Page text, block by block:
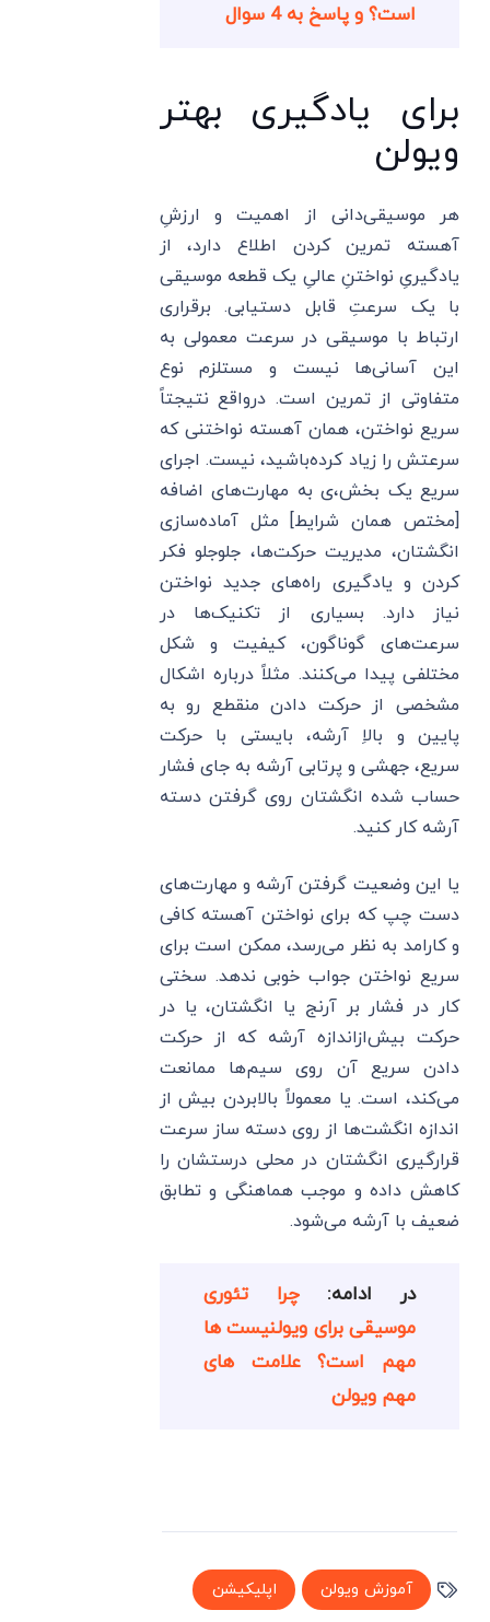
است؟ و پاسخ به 4 سوال
برای یادگیری بهتر
ویولن
هر موسیقی‌دانی از اهمیت و ارزشِ
آهسته تمرین کردن اطلاع دارد، از
یادگیریِ نواختنِ عالیِ یک قطعه موسیقی
با یک سرعتِ قابل دستیابی. برقراری
ارتباط با موسیقی در سرعت معمولی به
این آسانی‌ها نیست و مستلزم نوع
متفاوتی از تمرین است. درواقع نتیجتاً
سریع نواختن، همان آهسته نواختنی که
سرعتش را زیاد کرده‌باشید، نیست. اجرای
سریع یک بخش،ی به مهارت‌های اضافه
[مختص همان شرایط] مثل آماده‌سازی
انگشتان، مدیریت حرکت‌ها، جلوجلو فکر
کردن و یادگیری راه‌های جدید نواختن
نیاز دارد. بسیاری از تکنیک‌ها در
سرعت‌های گوناگون، کیفیت و شکل
مختلفی پیدا می‌کنند. مثلاً درباره اشکال
مشخصی از حرکت دادن منقطع رو به
پایین و بالاِ آرشه، بایستی با حرکت
سریع، جهشی و پرتابی آرشه به جای فشار
حساب شده انگشتان روی گرفتن دسته
آرشه کار کنید.
یا این وضعیت گرفتن آرشه و مهارت‌های
دست چپ که برای نواختن آهسته کافی
و کارامد به نظر می‌رسد، ممکن است برای
سریع نواختن جواب خوبی ندهد. سختی
کار در فشار بر آرنج یا انگشتان، یا در
حرکت بیش‌ازاندازه آرشه که از حرکت
دادن سریع آن روی سیم‌ها ممانعت
می‌کند، است. یا معمولاً بالابردن بیش از
اندازه انگشت‌ها از روی دسته ساز سرعت
قرارگیری انگشتان در محلی درستشان را
کاهش داده و موجب هماهنگی و تطابق
ضعیف با آرشه می‌شود.
در ادامه:چرا تئوری
موسیقی برای ویولنیست ها
مهم است؟ علامت های
مهم ویولن
آموزش ویولن اپلیکیشن